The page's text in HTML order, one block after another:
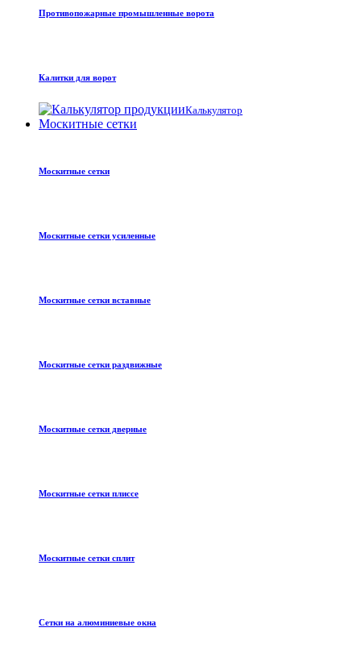
Противопожарные промышленные ворота
Калитки для ворот
Калькулятор
Москитные сетки
Москитные сетки
Москитные сетки усиленные
Москитные сетки вставные
Москитные сетки раздвижные
Москитные сетки дверные
Москитные сетки плиссе
Москитные сетки сплит
Сетки на алюминиевые окна